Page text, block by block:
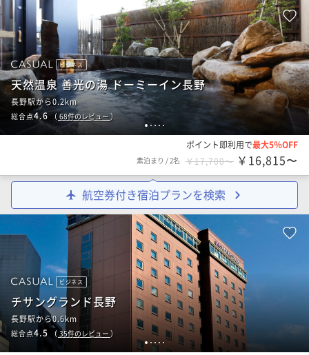
1 2 3 4 5
ビジネス
天然温泉 善光の湯 ドーミーイン長野
長野駅から0.2km
総合点4.6（ 68件のレビュー）
ポイント即利用で最大5％OFF
素泊まり /2名 ￥17,700〜 ￥16,815〜
航空券付き宿泊プランを検索
1 23 4 5
ビジネス
チサングランド長野
長野駅から0.6km
総合点4.5 （ 35件のレビュー ）